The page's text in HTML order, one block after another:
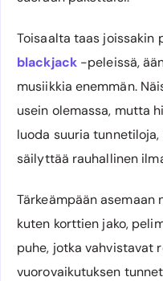
Toisaalta taas joissakin
blackjack-peleissä,
musiikkia enemmän.
usein olemassa, mutta
luoda suuria
säilyttää rauhallinen
Tärkeämpään
kuten korttien jako,
puhe, jotka vahvistavat
vuorovaikutuksen